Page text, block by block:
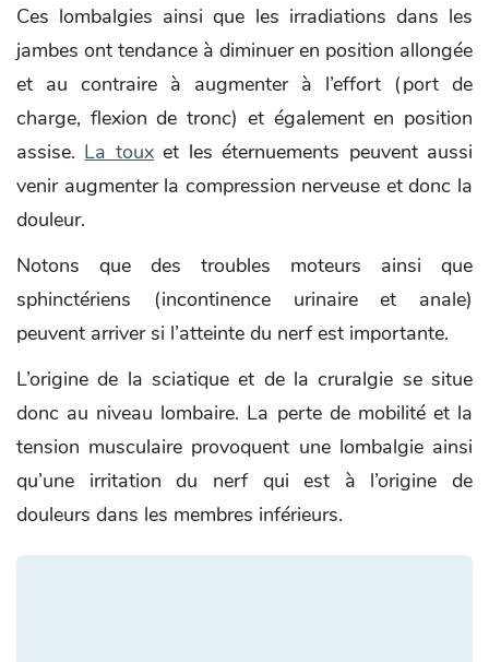
Ces lombalgies ainsi que les irradiations dans les
jambes ont tendance à diminuer en position allongée
et au contraire à augmenter à l’effort (port de
charge, flexion de tronc) et également en position
assise. La touxet les éternuements peuvent aussi
venir augmenter la compression nerveuse et donc la
douleur.
Notons que des troubles moteurs ainsi que
sphinctériens (incontinence urinaire et anale)
peuvent arriver si l’atteinte du nerf est importante.
L’origine de la sciatique et de la cruralgie se situe
donc au niveau lombaire. La perte de mobilité et la
tension musculaire provoquent une lombalgie ainsi
qu’une irritation du nerf qui est à l’origine de
douleurs dans les membres inférieurs.